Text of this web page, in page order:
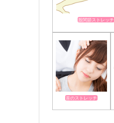
股関節ストレッチ
首のストレッチ